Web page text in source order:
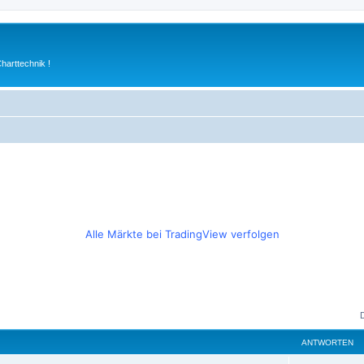
!
Alle Märkte bei TradingView verfolgen
ANTWORTEN